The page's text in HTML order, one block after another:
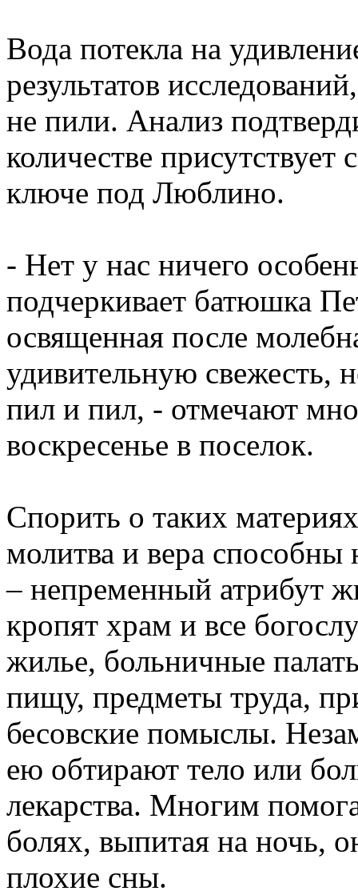
Вода потекла на
результатов
не пили. Анализ
количестве
ключе под Люблино.
- Нет у нас ничего
подчеркивает батюшка
освященная после
удивительную свежесть,
пил и пил, - отмечают
воскресенье в поселок.
Спорить о таких
молитва и вера способны
– непременный атрибут
кропят храм и все
жилье, больничные
пищу, предметы труда,
бесовские помыслы.
ею обтирают тело или
лекарства. Многим
болях, выпитая на ночь,
плохие сны.